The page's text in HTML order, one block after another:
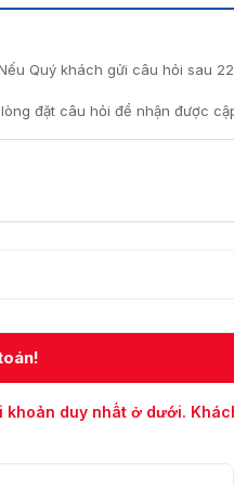
máy soi hành lý HI-SCAN
7555si
tiên tiến với nhiều tính năng
phẩm. Chính vì vậy, đây
Quý khách gửi câu hỏi sau
đặt câu hỏi để nhận được
duy nhất ở dưới.